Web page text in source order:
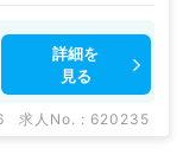
詳細を
見る
求人No. : 620235